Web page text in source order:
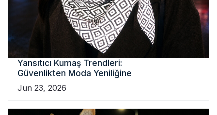
Yansıtıcı Kumaş Trendleri:
Güvenlikten Moda Yeniliğine
Jun 23, 2026